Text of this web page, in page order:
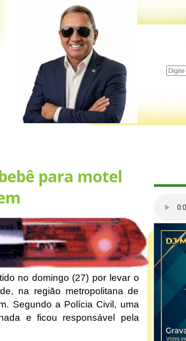
para motel
no domingo (27) por levar o
na região metropolitana de
Segundo a Polícia Civil, uma
e ficou responsável pela